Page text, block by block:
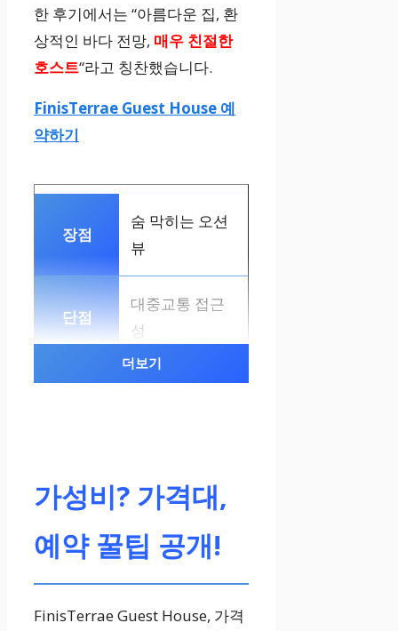
한 후기에서는 “아름다운 집, 환
상적인 바다 전망, 매우 친절한
호스트“라고 칭찬했습니다.
FinisTerrae Guest House 예
약하기
숨 막히는 오션
뷰
대중교통 접근
성
친절한 서비스
더보기
가성비? 가격대,
예약 꿀팁 공개!
FinisTerrae Guest House, 가격